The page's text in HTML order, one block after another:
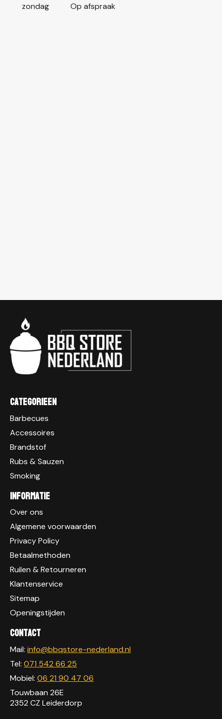
zondag
Op afspraak
Categorieen
Barbecues
Accessoires
Brandstof
Rubs & Sauzen
Smoking
Informatie
Over ons
Algemene voorwaarden
Privacy Policy
Betaalmethoden
Ruilen & Retourneren
Klantenservice
Sitemap
Openingstijden
Contact
Mail: info@bbqstore-nederland.nl
Tel: 071 542 66 25
Mobiel: 06 21 90 47 06
Touwbaan 26E
2352 CZ Leiderdorp